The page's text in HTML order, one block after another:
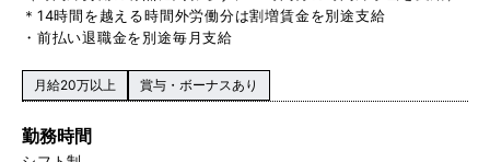
＊14時間を越える時間外労働分は割増賃金を別途支給
・前払い退職金を別途毎月支給
月給20万以上 賞与・ボーナスあり
勤務時間